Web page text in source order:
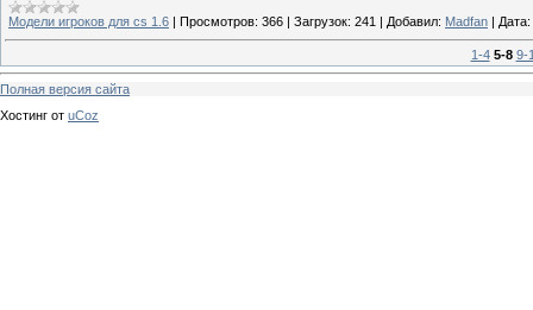
Модели игроков для cs 1.6 Просмотров: 366 Загрузок: 241 Добавил: Madfan Дата:
1-4 5-8 9-
Полная версия сайта
Хостинг от uCoz